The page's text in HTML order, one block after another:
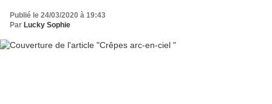
Publié le 24/03/2020 à 19:43
Par Lucky Sophie